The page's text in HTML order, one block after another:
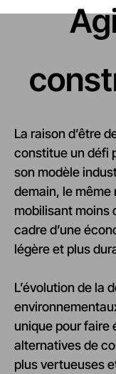
La raison d’être
constitue un défi
son modèle
demain, le
mobilisant moins
cadre d’une
légère et plus
L’évolution de la
unique pour faire
alternatives de
plus vertueuses